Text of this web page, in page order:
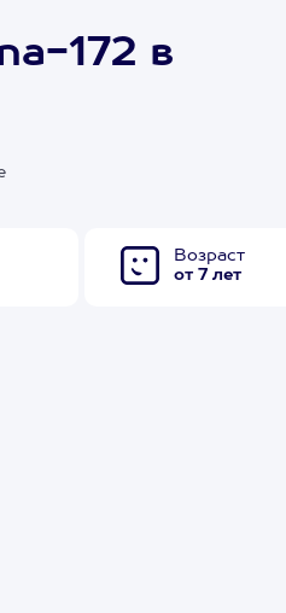
172 в
Возраст
от 7 лет